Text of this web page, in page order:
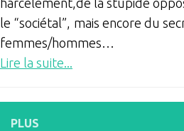
harcèlement,de la stupide
le “sociétal”, mais encore du
femmes/hommes…
Lire la suite...
PLUS